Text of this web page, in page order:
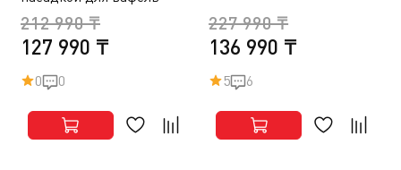
127 990 ₸
212 990 ₸
0 0
136 990 ₸
227 990 ₸
5 6